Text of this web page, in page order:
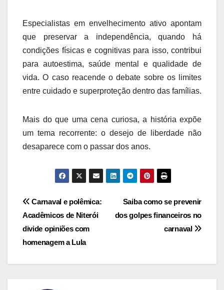
Especialistas em envelhecimento ativo apontam
que preservar a independência, quando há
condições físicas e cognitivas para isso, contribui
para autoestima, saúde mental e qualidade de
vida. O caso reacende o debate sobre os limites
entre cuidado e superproteção dentro das famílias.
Mais do que uma cena curiosa, a história expõe
um tema recorrente: o desejo de liberdade não
desaparece com o passar dos anos.
Navegação
de
Post
Saiba como se prevenir
dos golpes financeiros no
carnaval
Carnaval e polêmica:
Acadêmicos de Niterói
divide opiniões com
homenagem a Lula